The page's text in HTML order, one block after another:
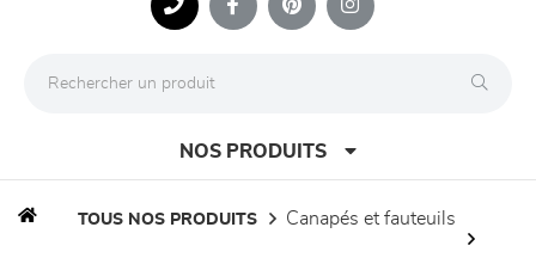
NOS PRODUITS
TOUS NOS PRODUITS canapés et fauteuils